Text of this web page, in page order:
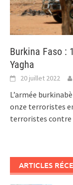
Burkina Faso :
Yagha
20 juillet 2022
L’armée
onze terroristes
terroristes contre
ARTICLES